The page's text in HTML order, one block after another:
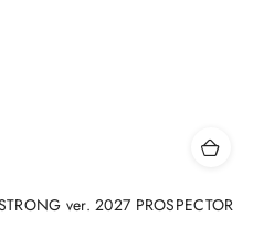
ver. 2027 PROSPECTOR